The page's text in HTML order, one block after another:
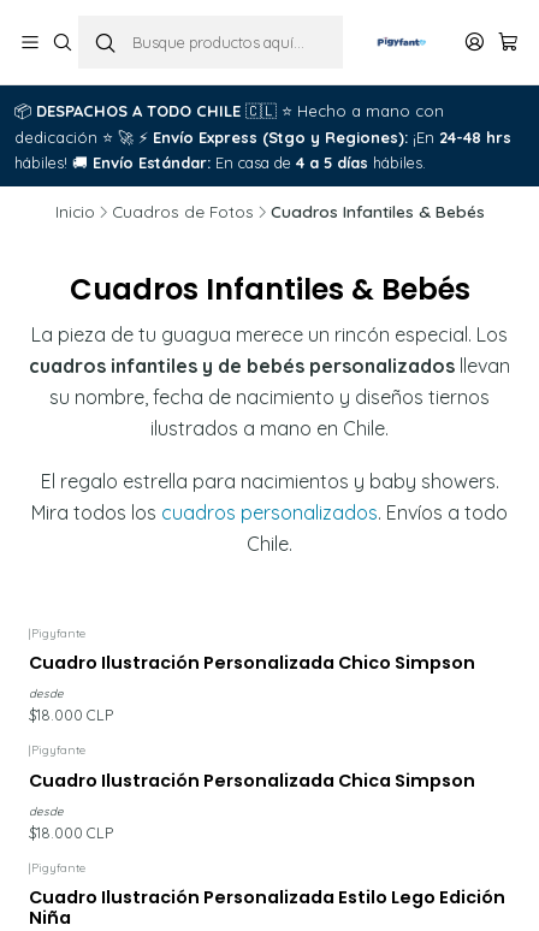
📦 DESPACHOS A TODO CHILE 🇨🇱 ⭐ Hecho a mano con
dedicación ⭐ 🚀 ⚡ Envío Express (Stgo y Regiones): ¡En 24-48 hrs
hábiles! 🚚 Envío Estándar: En casa de 4 a 5 días hábiles.
Inicio Cuadros de Fotos Cuadros Infantiles & Bebés
Cuadros Infantiles & Bebés
La pieza de tu guagua merece un rincón especial. Los
cuadros infantiles y de bebés personalizados llevan
su nombre, fecha de nacimiento y diseños tiernos
ilustrados a mano en Chile.
El regalo estrella para nacimientos y baby showers.
Mira todos los cuadros personalizados. Envíos a todo
Chile.
|Pigyfante
Cuadro Ilustración Personalizada Chico Simpson
desde
$18.000 CLP
|Pigyfante
Cuadro Ilustración Personalizada Chica Simpson
desde
$18.000 CLP
|Pigyfante
Cuadro Ilustración Personalizada Estilo Lego Edición
Niña